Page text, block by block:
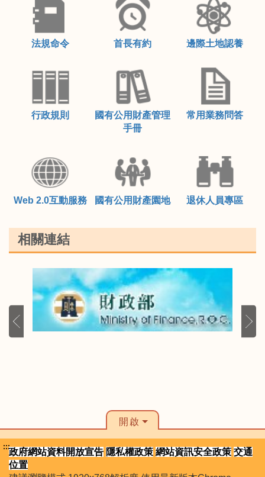
法規命令 首長有約 邊際土地認養
行政規則
國有公用財產管理
手冊
常用業務問答
Web 2.0互動服務 國有公用財產園地 退休人員專區
相關連結
開啟
:::政府網站資料開放宣告 隱私權政策 網站資訊安全政策 交通
位置